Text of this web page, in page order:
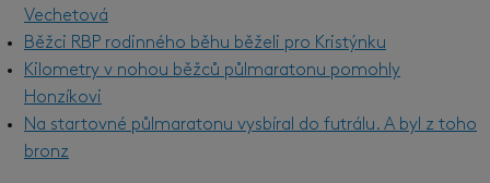
Vechetová
Běžci RBP rodinného běhu běželi pro Kristýnku
Kilometry v nohou běžců půlmaratonu pomohly
Honzíkovi
Na startovné půlmaratonu vysbíral do futrálu. A byl z toho
bronz